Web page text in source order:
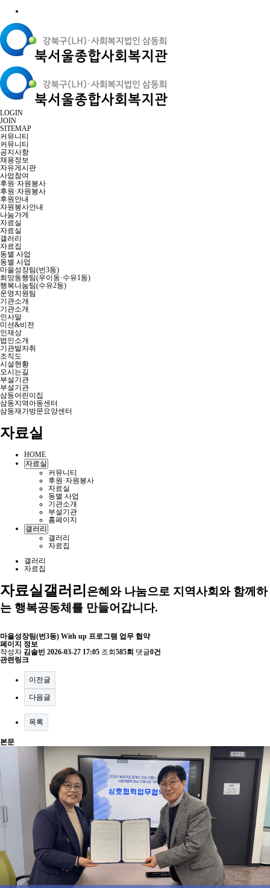
LOGIN
JOIN
SITEMAP
커뮤니티
커뮤니티
공지사항
채용정보
자유게시판
사업참여
후원·자원봉사
후원·자원봉사
후원안내
자원봉사안내
나눔가게
자료실
자료실
갤러리
자료집
동별 사업
동별 사업
마을성장팀(번3동)
희망동행팀(우이동·수유1동)
행복나눔팀(수유2동)
운영지원팀
기관소개
기관소개
인사말
미션&비전
인재상
법인소개
기관발자취
조직도
시설현황
오시는길
부설기관
부설기관
삼동어린이집
삼동지역아동센터
삼동재가방문요양센터
자료실
HOME
자료실
커뮤니티
후원·자원봉사
자료실
동별 사업
기관소개
부설기관
홈페이지
갤러리
갤러리
자료집
갤러리
자료집
자료실갤러리 은혜와 나눔으로 지역사회와 함께하
는 행복공동체를 만들어갑니다.
마을성장팀(번3동) With up 프로그램 업무 협약
페이지 정보
작성자 김솔빈 2026-03-27 17:05 조회 585회 댓글0건
관련링크
이전글
다음글
목록
본문